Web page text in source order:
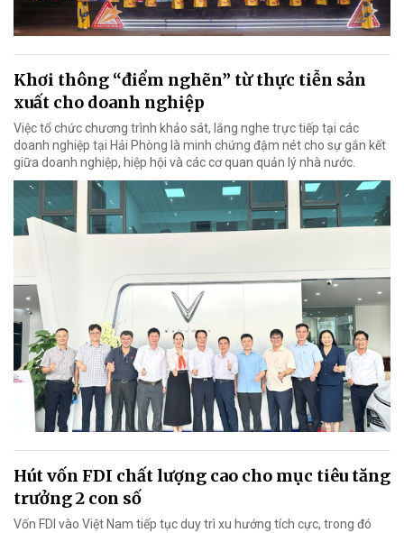
Khơi thông “điểm nghẽn” từ thực tiễn sản
xuất cho doanh nghiệp
Việc tổ chức chương trình khảo sát, lắng nghe trực tiếp tại các
doanh nghiệp tại Hải Phòng là minh chứng đậm nét cho sự gắn kết
giữa doanh nghiệp, hiệp hội và các cơ quan quản lý nhà nước.
Hút vốn FDI chất lượng cao cho mục tiêu tăng
trưởng 2 con số
Vốn FDI vào Việt Nam tiếp tục duy trì xu hướng tích cực, trong đó